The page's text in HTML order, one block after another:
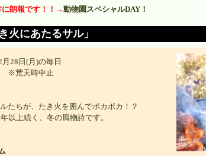
に朗報です！！→動物園スペシャルDAY！
火にあたるサル」
28日(月)の毎日
※荒天時中止
たちが、たき火を囲んでポカポカ！？
以上続く、冬の風物詩です。